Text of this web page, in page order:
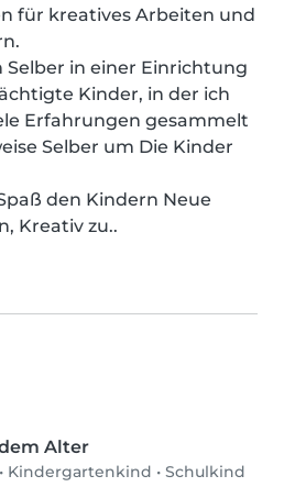
für kreatives Arbeiten und
Selber in einer Einrichtung
Kinder, in der ich
Erfahrungen gesammelt
Selber um Die Kinder
den Kindern Neue
Kreativ zu..
Alter
• Kindergartenkind • Schulkind